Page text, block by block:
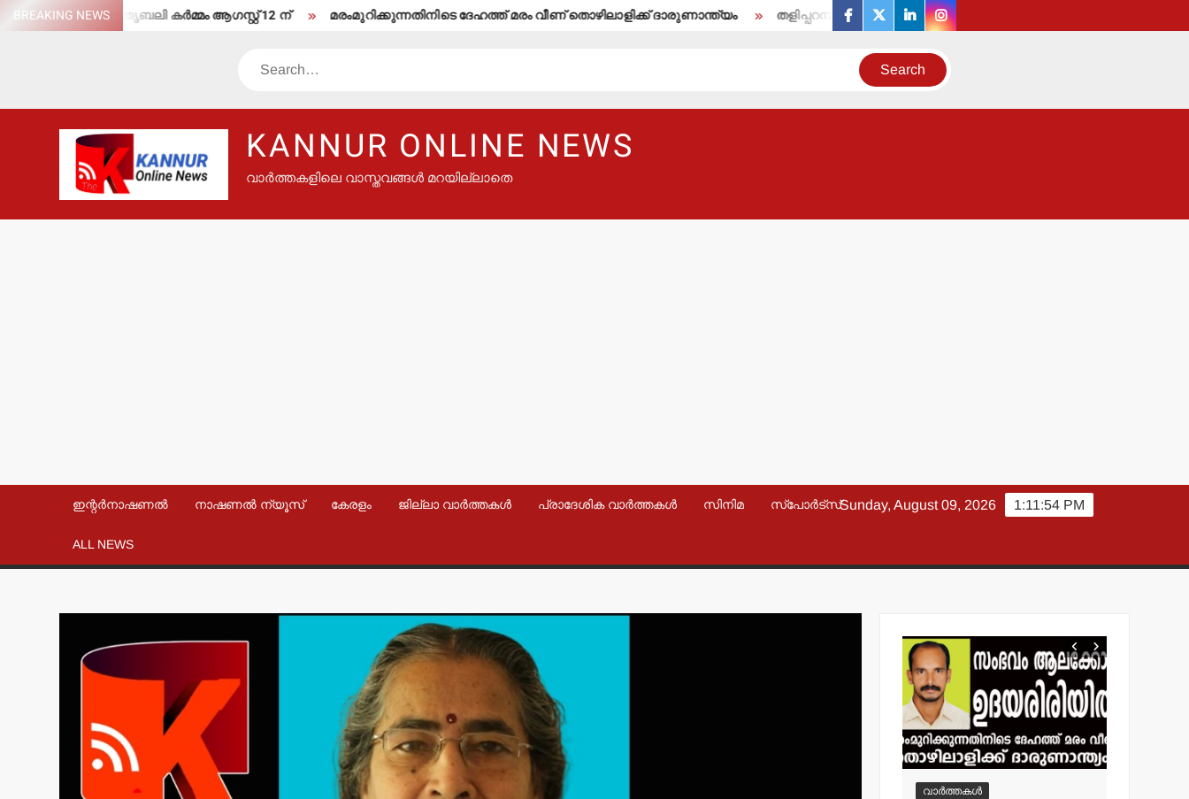
SkipBREAKING NEWSപിതൃബലി കര്‍മ്മം ആഗസ്റ്റ് 12 ന് മരംമുറിക്കുന്നതിനിടെ ദേഹത്ത് മരം വീണ് തൊഴിലാളിക്ക് ദാരുണാന്ത്യം തളിപ്പറമ്പ് ചേമ്പര്‍ ഓഫ് കൊമേഴ്‌സ് ഓഫീസ് ഉദ്ഘാടനം നാളെ ആഗസ്റ്റ്-
facebook
twitterlinkedininstagram
Search
KANNUR ONLINE NEWS
വാർത്തകളിലെ വാസ്തവങ്ങൾ മറയില്ലാതെ
ഇന്റർനാഷണൽ നാഷണൽ ന്യൂസ് കേരളം ജില്ലാ വാർത്തകൾ പ്രാദേശിക വാർത്തകൾ സിനിമ സ്പോർട്സ്
ALL NEWS
1:11:55 PM
Sunday, August 09, 2026
വാർത്തകൾ വാർത്തകൾ